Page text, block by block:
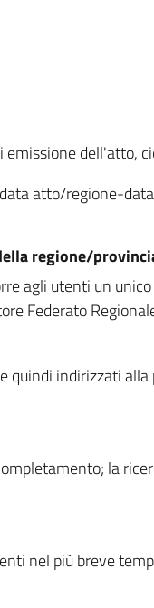
dell'atto,
atto/regione-
regione/
agli utenti un
Federato
quindi indirizzati
la
nel più breve